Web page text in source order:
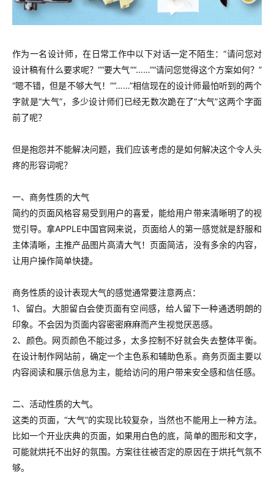
作为一名设计师，在日常工作中以下对话一定不陌生：“请问您对
设计稿有什么要求呢？”“要大气”“……”“请问您觉得这个方案如何？”
“嗯不错，但是不够大气！”“……”相信现在的设计师最怕听到的两个
字就是“大气”，多少设计师们已经无数次跪在了“大气”这两个字面
前了呢？
但是抱怨并不能解决问题，我们应该考虑的是如何解决这个令人头
疼的形容词呢？
一、商务性质的大气
简约的页面风格容易受到用户的喜爱，能给用户带来清晰明了的视
觉引导。拿APPLE中国官网来说，页面给人的第一感觉就是舒服和
主体清晰，主推产品图片高清大气！页面简洁，没有多余的内容，
让用户操作简单快捷。
商务性质的设计表现大气的感觉通常要注意两点：
1、留白。大胆留白会使页面有空间感，给人留下一种通透明朗的
印象。不会因为页面内容密密麻麻而产生视觉厌恶感。
2、颜色。网页颜色不能过多，太多控制不好就会失去整体平衡。
在设计制作网站前，确定一个主色系和辅助色系。商务页面主要以
内容阅读和展示信息为主，能给访问的用户带来安全感和信任感。
二、活动性质的大气。
这类的页面，“大气”的实现比较复杂，当然也不能用上一种方法。
比如一个开业庆典的页面，如果用白色的底，简单的图形和文字，
可能就烘托不出好的氛围。方案往往被否定的原因在于烘托气氛不
够。